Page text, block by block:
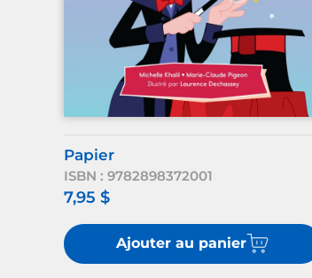
Papier
ISBN : 9782898372001
7,95 $
Ajouter au panier